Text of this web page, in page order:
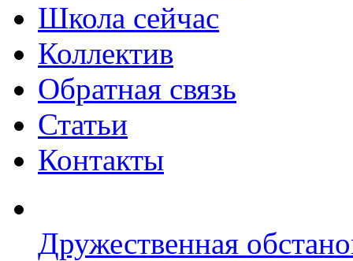
Школа сейчас
Коллектив
Обратная связь
Статьи
Контакты
Дружественная